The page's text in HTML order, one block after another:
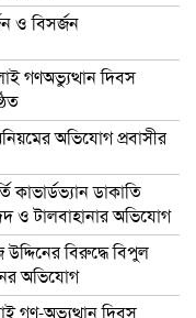
ও বিসর্জন
গণঅভ্যুত্থান দিবস
অভিযোগ প্রবাসীর
কাভার্ডভ্যান ডাকাতি
ও টালবাহানার অভিযোগ
উদ্দিনের বিরুদ্ধে বিপুল
অভিযোগ
গণ-অভ্যুত্থান দিবস